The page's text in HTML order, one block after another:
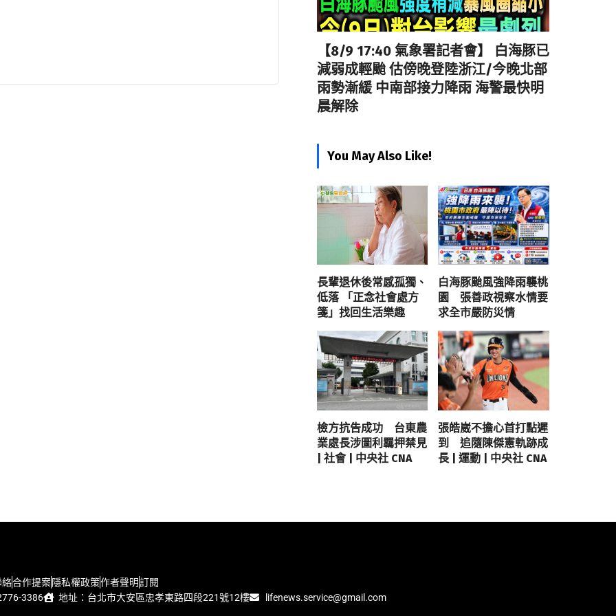
【8/9 17:40 氣象署記者會】 白海豚已
減弱成輕颱 估傍晚登陸浙江/今晚北部
雨勢漸緩 中南部接力降雨 海警最快明
晨解除
You May Also Like!
長輩退休後常感孤獨、
低落 「正念社會處方
箋」找回生活樂趣
白海豚颱風強降雨襲桃
園 張善政視察水情要
求全市嚴防災情
檢方抗告成功 台東農
業處長涉圖利羈押禁見
| 社會 | 中央社 CNA
張皓崴不擔心首打點遲
到 追隨陳傑憲軌跡成
長 | 運動 | 中央社 CNA
絡合作提案隱私權政策作者聲明訂閱
3386
地址：台北市大安區忠孝東路四段221號12樓 lifenews.service@gmail.com